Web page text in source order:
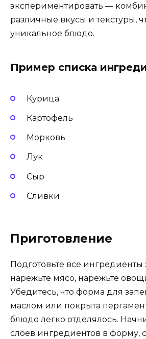
экспериментировать —
различные вкусы и текстуры,
уникальное блюдо.
Пример списка
Курица
Картофель
Морковь
Лук
Сыр
Сливки
Приготовление
Подготовьте все ингредиенты
нарежьте мясо, нарежьте
Убедитесь, что форма для
маслом или покрыта
блюдо легко отделялось.
слоев ингредиентов в форму,